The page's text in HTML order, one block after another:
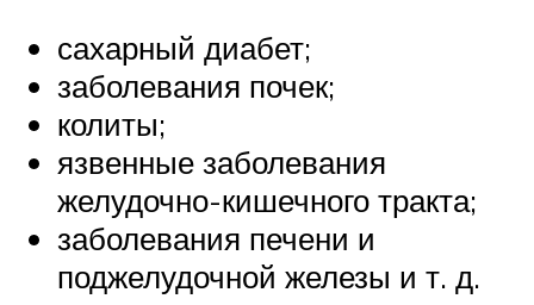
сахарный диабет;
заболевания почек;
колиты;
язвенные заболевания
желудочно-кишечного тракта;
заболевания печени и
поджелудочной железы и т. д.